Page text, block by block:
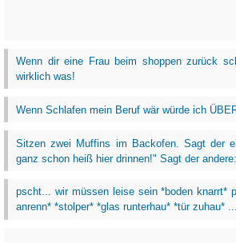
Wenn dir eine Frau beim shoppen zurück
wirklich was!
Wenn Schlafen mein Beruf wär würde ich
Sitzen zwei Muffins im Backofen. Sagt der
ganz schon heiß hier drinnen!" Sagt der
pscht... wir müssen leise sein *boden knarrt*
anrenn* *stolper* *glas runterhau* *tür zuhau*